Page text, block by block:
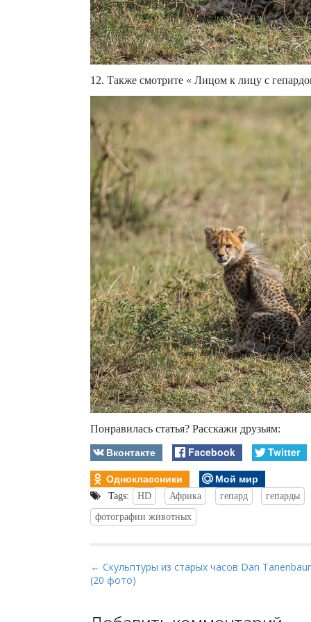
12. Также смотрите « Лицом к лицу с
Понравилась статья? Расскажи друзьям:
Вконтакте Facebook
Twitter
Одноклассники
Мой мир
Tags: HD Африка гепард
гепарды
фотографии животных
P
o
← Скульптуры из старых часов Dan
(20 фото)